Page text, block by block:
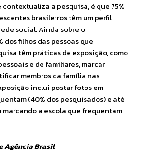
contextualiza a pesquisa, é que 75%
brasileiros têm um perfil
social. Ainda sobre o
dos filhos das pessoas que
têm práticas de exposição, como
e de familiares, marcar
membros da família nas
inclui postar fotos em
(40% dos pesquisados) e até
marcando a escola que frequentam
Agência Brasil